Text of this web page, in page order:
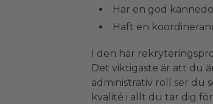
Har en god
Haft en
I den här
Det viktigaste är att du
administrativ roll ser du
kvalité i allt du tar dig